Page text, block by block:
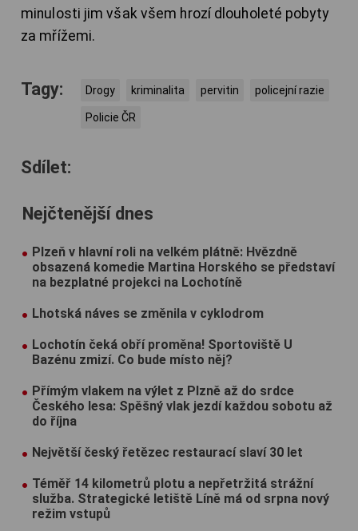
minulosti jim však všem hrozí dlouholeté pobyty
za mřížemi.
Tagy: Drogy kriminalita pervitin policejní razie
Policie ČR
Sdílet:
Nejčtenější dnes
Plzeň v hlavní roli na velkém plátně: Hvězdně
obsazená komedie Martina Horského se představí
na bezplatné projekci na Lochotíně
Lhotská náves se změnila v cyklodrom
Lochotín čeká obří proměna! Sportoviště U
Bazénu zmizí. Co bude místo něj?
Přímým vlakem na výlet z Plzně až do srdce
Českého lesa: Spěšný vlak jezdí každou sobotu až
do října
Největší český řetězec restaurací slaví 30 let
Téměř 14 kilometrů plotu a nepřetržitá strážní
služba. Strategické letiště Líně má od srpna nový
režim vstupů